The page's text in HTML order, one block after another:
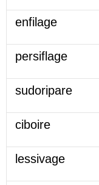
enfilage
persiflage
sudoripare
ciboire
lessivage